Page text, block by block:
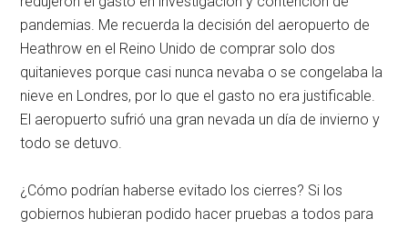
pandemias. Me recuerda la decisión del aeropuerto de
Heathrow en el Reino Unido de comprar solo dos
quitanieves porque casi nunca nevaba o se congelaba la
nieve en Londres, por lo que el gasto no era justificable.
El aeropuerto sufrió una gran nevada un día de invierno y
todo se detuvo.
¿Cómo podrían haberse evitado los cierres? Si los
gobiernos hubieran podido hacer pruebas a todos para